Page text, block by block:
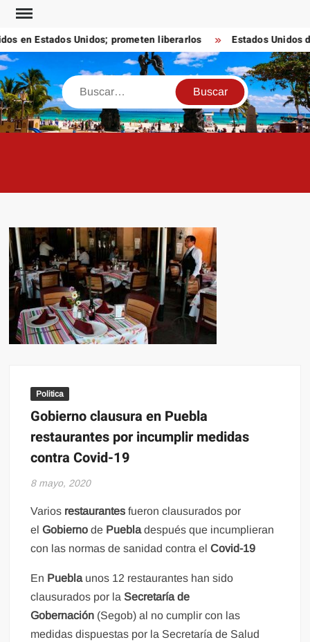
Saltar
contenido
Estados Unidos; prometen liberarlos Estados Unidos
Buscar
Politica
Gobierno clausura en Puebla
restaurantes por incumplir medidas
contra Covid-19
8 mayo, 2020
Varios restaurantesfueron clausurados por
elGobiernode Puebladespués que incumplieran
con las normas de sanidad contra elCovid-19
En Puebla unos 12 restaurantes han sido
clausurados por la Secretaría de
Gobernación (Segob) al no cumplir con las
medidas dispuestas por la Secretaría de Salud